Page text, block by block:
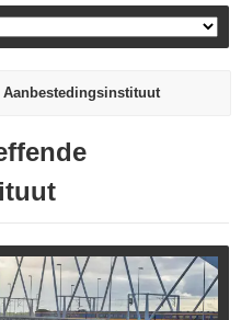
Aanbestedingsinstituut